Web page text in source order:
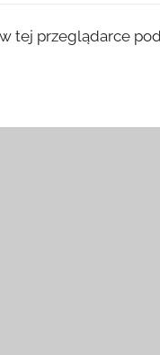
tej przeglądarce